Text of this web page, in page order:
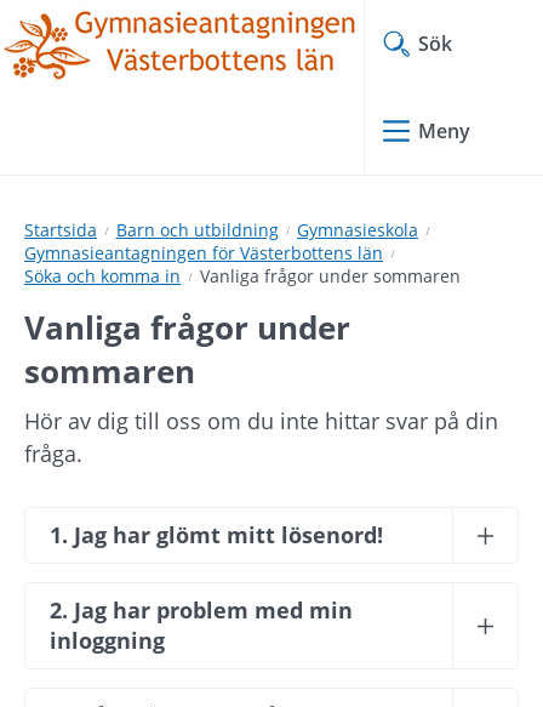
Hoppa
till
innehåll
Hoppa
till
undermeny
Sök
Meny
Startsida Barn och utbildning
Gymnasieskola
Gymnasieantagningen för Västerbottens län
Söka och komma in
Vanliga frågor under sommaren
Vanliga frågor under
sommaren
Hör av dig till oss om du inte hittar svar på din
fråga.
1. Jag har glömt mitt lösenord!
2. Jag har problem med min
inloggning